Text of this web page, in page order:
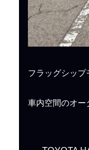
フラッグシッ
車内空間のオー